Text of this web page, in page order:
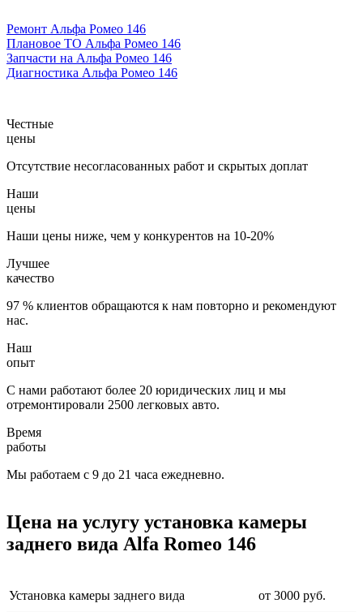
Ремонт Альфа Ромео 146
Плановое ТО Альфа Ромео 146
Запчасти на Альфа Ромео 146
Диагностика Альфа Ромео 146
Честные
цены
Отсутствие несогласованных работ и скрытых доплат
Наши
цены
Наши цены ниже, чем у конкурентов на 10-20%
Лучшее
качество
97 % клиентов обращаются к нам повторно и рекомендуют
нас.
Наш
опыт
С нами работают более 20 юридических лиц и мы
отремонтировали 2500 легковых авто.
Время
работы
Мы работаем с 9 до 21 часа ежедневно.
Цена на услугу установка камеры
заднего вида Alfa Romeo 146
Установка камеры заднего вида от 3000 руб.